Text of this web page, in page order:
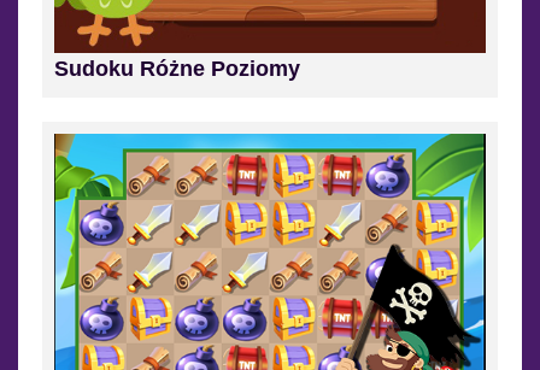
Sudoku Różne Poziomy